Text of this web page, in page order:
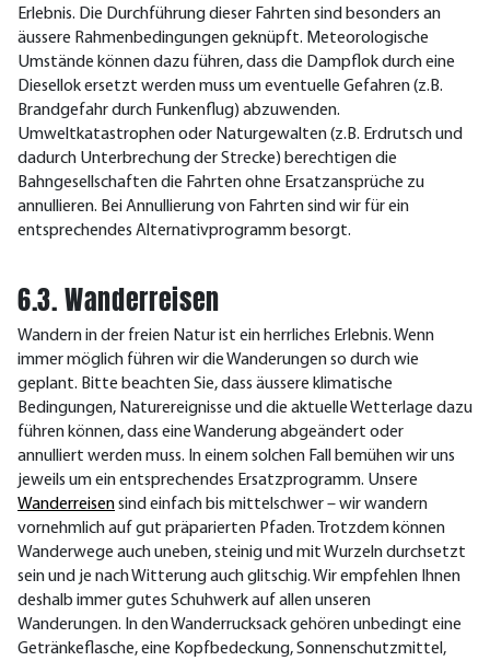
Erlebnis. Die Durchführung dieser Fahrten sind besonders an
äussere Rahmenbedingungen geknüpft. Meteorologische
Umstände können dazu führen, dass die Dampflok durch eine
Diesellok ersetzt werden muss um eventuelle Gefahren (z.B.
Brandgefahr durch Funkenflug) abzuwenden.
Umweltkatastrophen oder Naturgewalten (z.B. Erdrutsch und
dadurch Unterbrechung der Strecke) berechtigen die
Bahngesellschaften die Fahrten ohne Ersatzansprüche zu
annullieren. Bei Annullierung von Fahrten sind wir für ein
entsprechendes Alternativprogramm besorgt.
6.3. Wanderreisen
Wandern in der freien Natur ist ein herrliches Erlebnis. Wenn
immer möglich führen wir die Wanderungen so durch wie
geplant. Bitte beachten Sie, dass äussere klimatische
Bedingungen, Naturereignisse und die aktuelle Wetterlage dazu
führen können, dass eine Wanderung abgeändert oder
annulliert werden muss. In einem solchen Fall bemühen wir uns
jeweils um ein entsprechendes Ersatzprogramm. Unsere
Wanderreisensind einfach bis mittelschwer – wir wandern
vornehmlich auf gut präparierten Pfaden. Trotzdem können
Wanderwege auch uneben, steinig und mit Wurzeln durchsetzt
sein und je nach Witterung auch glitschig. Wir empfehlen Ihnen
deshalb immer gutes Schuhwerk auf allen unseren
Wanderungen. In den Wanderrucksack gehören unbedingt eine
Getränkeflasche, eine Kopfbedeckung, Sonnenschutzmittel,